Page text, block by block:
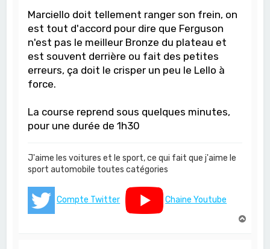
Marciello doit tellement ranger son frein, on
est tout d'accord pour dire que Ferguson
n'est pas le meilleur Bronze du plateau et
est souvent derrière ou fait des petites
erreurs, ça doit le crisper un peu le Lello à
force.
La course reprend sous quelques minutes,
pour une durée de 1h30
J'aime les voitures et le sport, ce qui fait que j'aime le
sport automobile toutes catégories
Compte Twitter
Chaine Youtube